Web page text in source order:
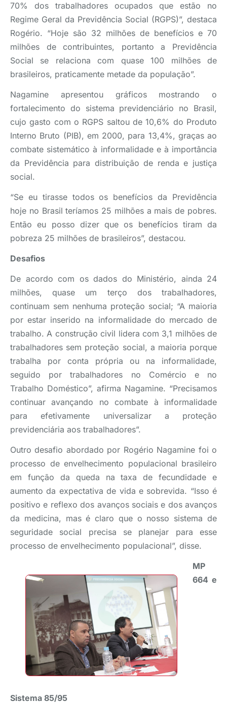
70% dos trabalhadores ocupados que estão no
Regime Geral da Previdência Social (RGPS)”, destaca
Rogério. “Hoje são 32 milhões de benefícios e 70
milhões de contribuintes, portanto a Previdência
Social se relaciona com quase 100 milhões de
brasileiros, praticamente metade da população”.
Nagamine apresentou gráficos mostrando o
fortalecimento do sistema previdenciário no Brasil,
cujo gasto com o RGPS saltou de 10,6% do Produto
Interno Bruto (PIB), em 2000, para 13,4%, graças ao
combate sistemático à informalidade e à importância
da Previdência para distribuição de renda e justiça
social.
“Se eu tirasse todos os benefícios da Previdência
hoje no Brasil teríamos 25 milhões a mais de pobres.
Então eu posso dizer que os benefícios tiram da
pobreza 25 milhões de brasileiros”, destacou.
Desafios
De acordo com os dados do Ministério, ainda 24
milhões, quase um terço dos trabalhadores,
continuam sem nenhuma proteção social; “A maioria
por estar inserido na informalidade do mercado de
trabalho. A construção civil lidera com 3,1 milhões de
trabalhadores sem proteção social, a maioria porque
trabalha por conta própria ou na informalidade,
seguido por trabalhadores no Comércio e no
Trabalho Doméstico”, afirma Nagamine. “Precisamos
continuar avançando no combate à informalidade
para efetivamente universalizar a proteção
previdenciária aos trabalhadores”.
Outro desafio abordado por Rogério Nagamine foi o
processo de envelhecimento populacional brasileiro
em função da queda na taxa de fecundidade e
aumento da expectativa de vida e sobrevida. “Isso é
positivo e reflexo dos avanços sociais e dos avanços
da medicina, mas é claro que o nosso sistema de
seguridade social precisa se planejar para esse
processo de envelhecimento populacional”, disse.
MP
664 e
Sistema 85/95